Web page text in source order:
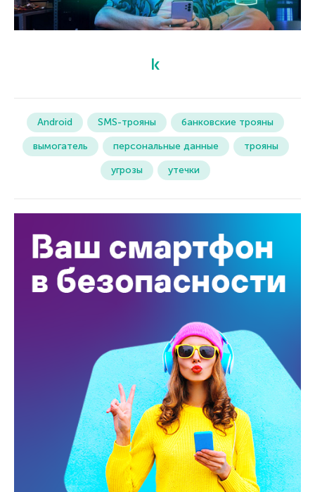
Android SMS-трояны
банковские трояны
вымогатель
персональные данные
трояны
угрозы
утечки